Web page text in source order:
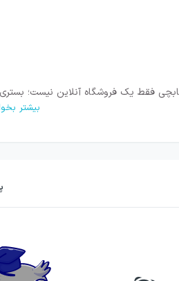
فقط یک فروشگاه آنلاین نیست؛ بستری
بیشتر